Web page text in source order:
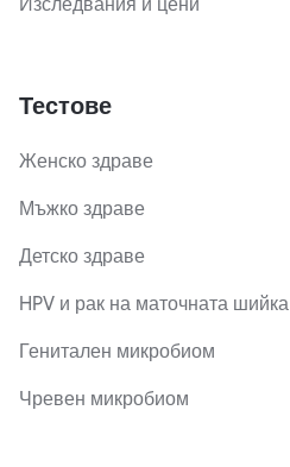
Изследвания и цени
Тестове
Женско здраве
Мъжко здраве
Детско здраве
HPV и рак на маточната шийка
Генитален микробиом
Чревен микробиом